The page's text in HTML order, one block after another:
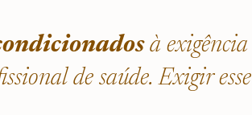
à exigência
de saúde. Exigir